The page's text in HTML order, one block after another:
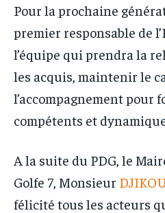
Pour la prochaine
premier responsable de
l’équipe qui prendra la
les acquis, maintenir le
l’accompagnement pour
compétents et
A la suite du PDG, le
Golfe 7, Monsieur
félicité tous les acteurs